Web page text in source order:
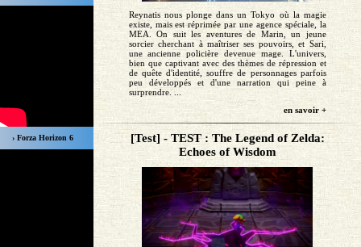
› Forza Horizon 6
Reynatis nous plonge dans un Tokyo où la magie
existe, mais est réprimée par une agence spéciale, la
MEA. On suit les aventures de Marin, un jeune
sorcier cherchant à maîtriser ses pouvoirs, et Sari,
une ancienne policière devenue mage. L'univers,
bien que captivant avec des thèmes de répression et
de quête d'identité, souffre de personnages parfois
peu développés et d'une narration qui peine à
surprendre. ...
en savoir +
[Test] - TEST : The Legend of Zelda:
Echoes of Wisdom